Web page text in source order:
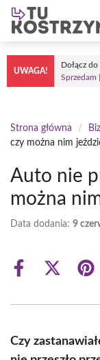
Przejdź
treści
UWAGA!
Dołącz
Sprzedam
Strona główna /
czy można nim
Auto nie
można
Data dodania: 9
Share
Share
(Twitter)
Czy